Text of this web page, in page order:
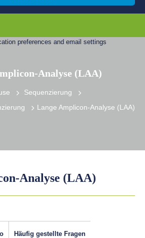
Analyse (LAA)
Sequenzierung
Lange Amplicon-Analyse (LAA)
Analyse (LAA)
Häufig gestellte Fragen